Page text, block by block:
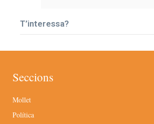
T’interessa?
Seccions
Mollet
Política